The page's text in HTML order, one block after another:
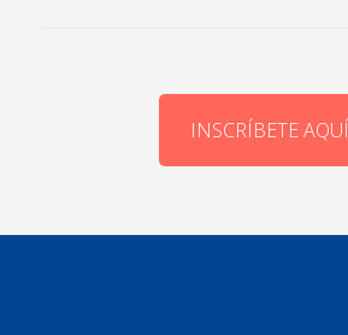
INSCRÍBETE AQUÍ